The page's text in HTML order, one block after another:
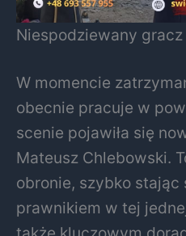
Niespodziewany gracz
W momencie
obecnie pracuje w
scenie pojawiła się
Mateusz Chlebowski.
obronie, szybko stając
prawnikiem w tej